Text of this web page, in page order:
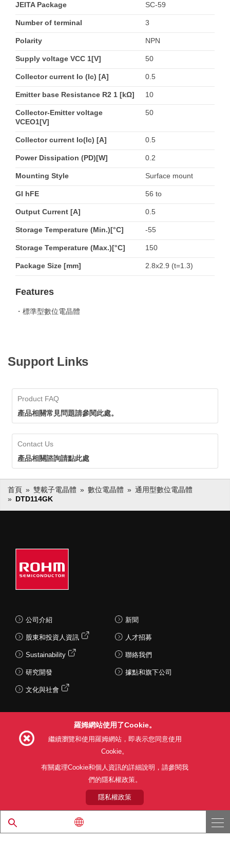
JEITA Package SC-59
Number of terminal 3
Polarity NPN
Supply voltage VCC 1[V] 50
Collector current Io (Ic) [A] 0.5
Emitter base Resistance R2 1 [kΩ] 10
Collector-Emitter voltage
VCEO1[V]
50
Collector current Io(Ic) [A] 0.5
Power Dissipation (PD)[W] 0.2
Mounting Style Surface mount
GI hFE 56 to
Output Current [A] 0.5
Storage Temperature (Min.)[°C] -55
Storage Temperature (Max.)[°C] 150
Package Size [mm] 2.8x2.9 (t=1.3)
Features
・標準型數位電晶體
Support Links
Product FAQ
產品相關常見問題請參閱此處。
Contact Us
產品相關諮詢請點此處
首頁 雙載子電晶體 數位電晶體
通用型數位電晶體
DTD114GK
公司介紹
股東和投資人資訊
Sustainability
研究開發
文化與社會
新聞
人才招募
聯絡我們
據點和旗下公司
利用目的 隱私權政策
關於本公司產品銷售之標準條款(PDF)
© 1997 - 2026 ROHM CO., LTD. ALL RIGHTS RESERVED.
羅姆網站使用了Cookie。
繼續瀏覽和使用羅姆網站，即表示您同意使用
Cookie。
有關處理Cookie和個人資訊的詳細說明，請參閱我
們的隱私權政策。
隱私權政策